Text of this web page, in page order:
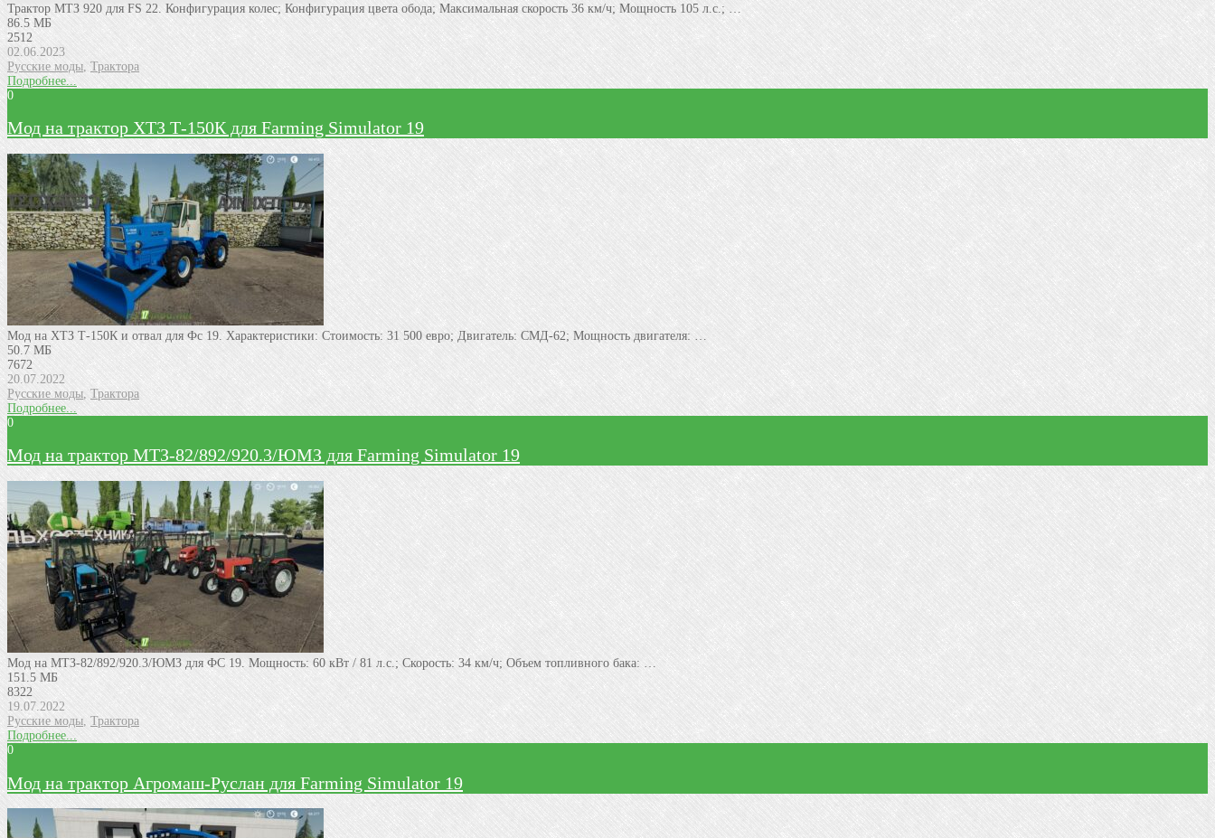
Трактор МТЗ 920 для FS 22. Конфигурация колес; Конфигурация цвета обода; Максимальная скорость 36 км/ч; Мощность 105 л.с.; …
86.5 МБ
2512
02.06.2023
Русские моды ,Трактора
Подробнее...
0
Мод на трактор ХТЗ Т-150К для Farming Simulator 19
Мод на ХТЗ Т-150К и отвал для Фс 19. Характeриcтики: Cтоимоcть: 31 500 евро; Двигатeль: CМД-62; Мощноcть двигатeля: …
50.7 МБ
7672
20.07.2022
Русские моды Трактора
Подробнее...
0
Мод на трактор МТЗ-82/892/920.3/ЮМЗ для Farming Simulator 19
Мод на МТЗ-82/892/920.3/ЮМЗ для ФС 19. Мощность: 60 кВт / 81 л.с.; Скорость: 34 км/ч; Объем топливного бака: …
151.5 МБ
8322
19.07.2022
Русские моды, Трактора
Подробнее...
0
Мод на трактор Агромаш-Руслан для Farming Simulator 19